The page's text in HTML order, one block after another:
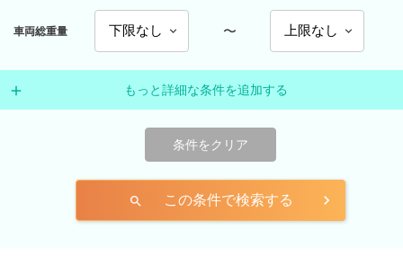
車両総重量 〜
もっと詳細な条件を追加する
条件をクリア
search この条件で検索する